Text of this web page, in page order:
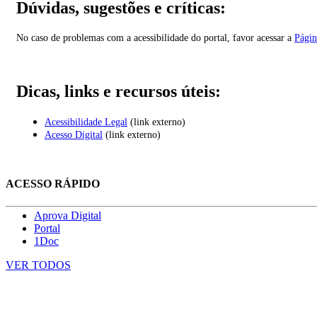
Dúvidas, sugestões e críticas:
No caso de problemas com a acessibilidade do portal, favor acessar a
Dicas, links e recursos úteis:
Acessibilidade Legal (link externo)
Acesso Digital (link externo)
ACESSO RÁPIDO
Aprova Digital
Portal
1Doc
VER TODOS